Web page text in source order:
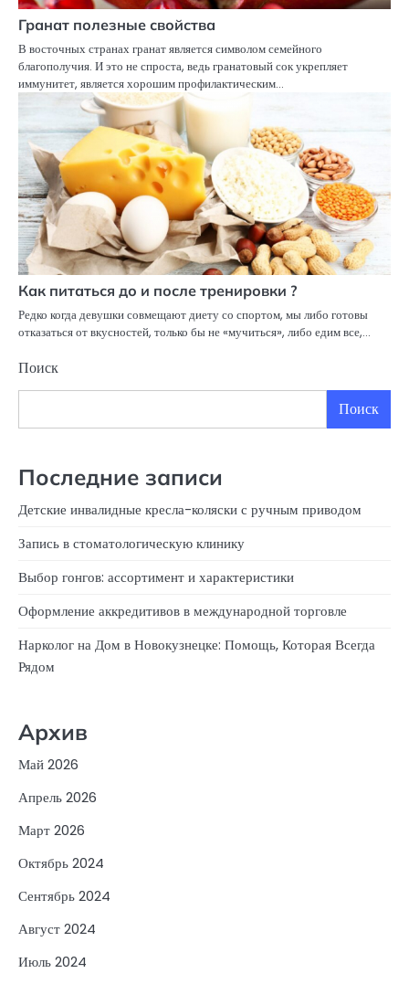
Гранат полезные свойства
В восточных странах гранат является символом семейного
благополучия. И это не спроста, ведь гранатовый сок укрепляет
иммунитет, является хорошим профилактическим…
Как питаться до и после тренировки ?
Редко когда девушки совмещают диету со спортом, мы либо готовы
отказаться от вкусностей, только бы не «мучиться», либо едим все,…
Поиск
Поиск
Последние записи
Детские инвалидные кресла-коляски с ручным приводом
Запись в стоматологическую клинику
Выбор гонгов: ассортимент и характеристики
Оформление аккредитивов в международной торговле
Нарколог на Дом в Новокузнецке: Помощь, Которая Всегда
Рядом
Архив
Май 2026
Апрель 2026
Март 2026
Октябрь 2024
Сентябрь 2024
Август 2024
Июль 2024